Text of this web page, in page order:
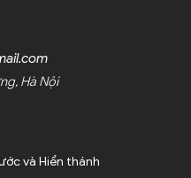
Hà Nội
và Hiển thánh